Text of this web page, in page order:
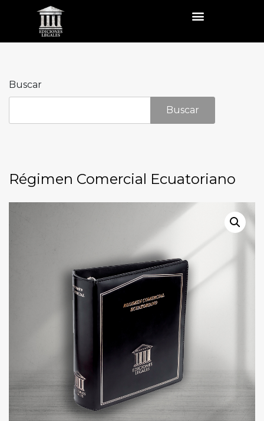
Buscar
Buscar
Régimen Comercial Ecuatoriano